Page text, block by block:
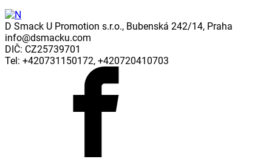
D Smack U Promotion s.r.o., Bubenská 242/14, Praha
info@dsmacku.com
DIČ: CZ25739701
Tel: +420731150172, +420720410703